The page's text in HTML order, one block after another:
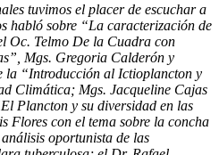
tuvimos el placer de escuchar a
habló sobre “La caracterización de
Oc. Telmo De la Cuadra con
Mgs. Gregoria Calderón y
la “Introducción al Ictioplancton y
Climática; Mgs. Jacqueline Cajas
Plancton y su diversidad en las
Flores con el tema sobre la concha
oportunista de las